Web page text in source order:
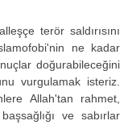
terör saldırısını
ne kadar
doğurabileceğini
vurgulamak isteriz.
Allah'tan rahmet,
ve sabırlar